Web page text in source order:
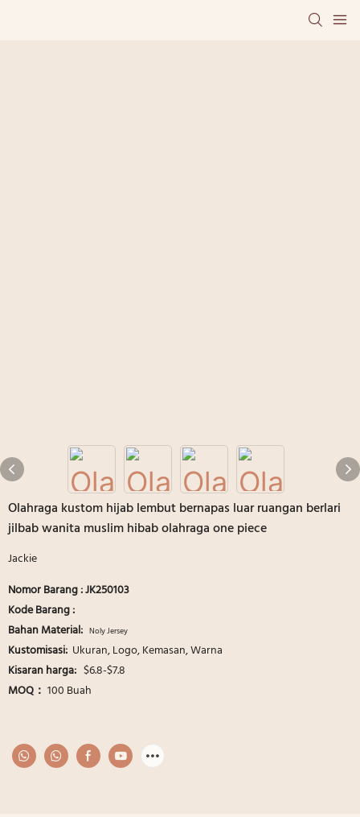
Olahraga kustom hijab lembut bernapas luar ruangan berlari
jilbab wanita muslim hibab olahraga one piece
Jackie
Nomor Barang : JK250103
Kode Barang :
Bahan Material: Noly Jersey
Kustomisasi: Ukuran, Logo, Kemasan, Warna
Kisaran harga: $6.8-$7.8
MOQ： 100 Buah